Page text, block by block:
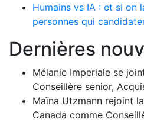
Humains vs IA : et si on
personnes qui
Dernières
Mélanie Imperiale se
Conseillère senior,
Maïna Utzmann rejoint
Canada comme